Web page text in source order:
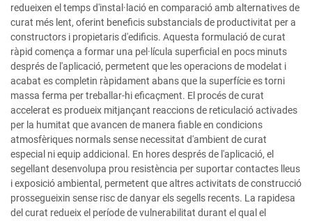
redueixen el temps d'instal·lació en comparació amb alternatives de
curat més lent, oferint beneficis substancials de productivitat per a
constructors i propietaris d'edificis. Aquesta formulació de curat
ràpid comença a formar una pel·lícula superficial en pocs minuts
després de l'aplicació, permetent que les operacions de modelat i
acabat es completin ràpidament abans que la superfície es torni
massa ferma per treballar-hi eficaçment. El procés de curat
accelerat es produeix mitjançant reaccions de reticulació activades
per la humitat que avancen de manera fiable en condicions
atmosfèriques normals sense necessitat d'ambient de curat
especial ni equip addicional. En hores després de l'aplicació, el
segellant desenvolupa prou resistència per suportar contactes lleus
i exposició ambiental, permetent que altres activitats de construcció
prossegueixin sense risc de danyar els segells recents. La rapidesa
del curat redueix el període de vulnerabilitat durant el qual el